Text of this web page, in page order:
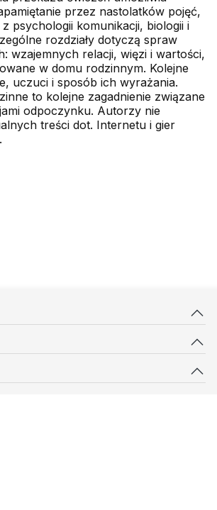
przez nastolatków pojęć,
psychologii komunikacji, biologii i
rozdziały dotyczą spraw
wzajemnych relacji, więzi i wartości,
w domu rodzinnym. Kolejne
uczuci i sposób ich wyrażania.
to kolejne zagadnienie związane
odpoczynku. Autorzy nie
treści dot. Internetu i gier